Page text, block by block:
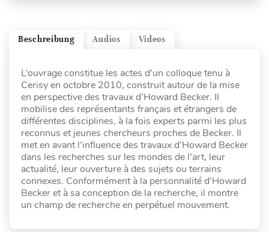
Videos
Audios
Beschreibung
L’ouvrage constitue les actes d’un colloque tenu à
Cerisy en octobre 2010, construit autour de la mise
en perspective des travaux d’Howard Becker. Il
mobilise des représentants français et étrangers de
différentes disciplines, à la fois experts parmi les plus
reconnus et jeunes chercheurs proches de Becker. Il
met en avant l’influence des travaux d’Howard Becker
dans les recherches sur les mondes de l’art, leur
actualité, leur ouverture à des sujets ou terrains
connexes. Conformément à la personnalité d’Howard
Becker et à sa conception de la recherche, il montre
un champ de recherche en perpétuel mouvement.